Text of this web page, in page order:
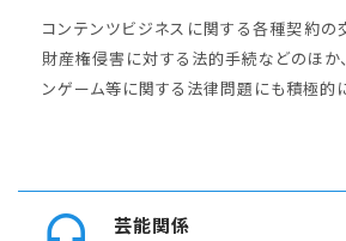
コンテンツビジネスに関する各種契約の
財産権侵害に対する法的手続などのほか
ンゲーム等に関する法律問題にも積極的
芸能関係